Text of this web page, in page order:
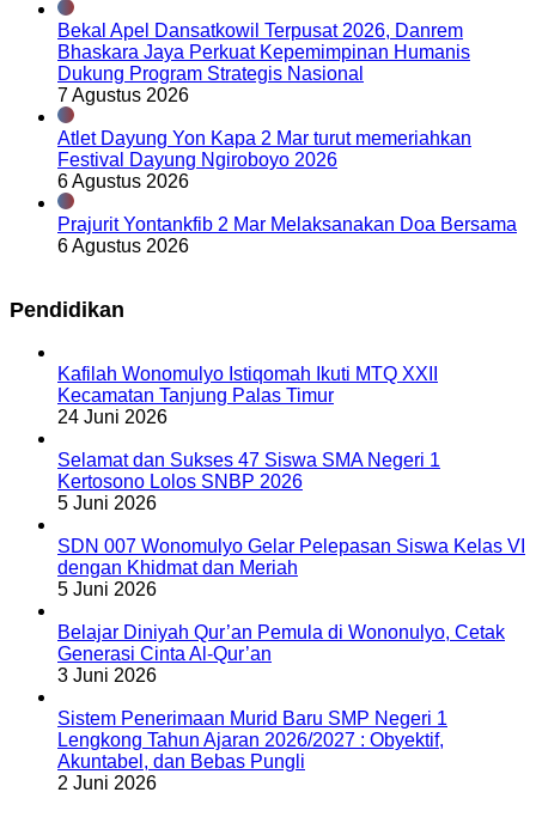
Bekal Apel Dansatkowil Terpusat 2026, Danrem
Bhaskara Jaya Perkuat Kepemimpinan Humanis
Dukung Program Strategis Nasional
7 Agustus 2026
Atlet Dayung Yon Kapa 2 Mar turut memeriahkan
Festival Dayung Ngiroboyo 2026
6 Agustus 2026
Prajurit Yontankfib 2 Mar Melaksanakan Doa Bersama
6 Agustus 2026
Pendidikan
Kafilah Wonomulyo Istiqomah Ikuti MTQ XXII
Kecamatan Tanjung Palas Timur
24 Juni 2026
Selamat dan Sukses 47 Siswa SMA Negeri 1
Kertosono Lolos SNBP 2026
5 Juni 2026
SDN 007 Wonomulyo Gelar Pelepasan Siswa Kelas VI
dengan Khidmat dan Meriah
5 Juni 2026
Belajar Diniyah Qur’an Pemula di Wononulyo, Cetak
Generasi Cinta Al-Qur’an
3 Juni 2026
Sistem Penerimaan Murid Baru SMP Negeri 1
Lengkong Tahun Ajaran 2026/2027 : Obyektif,
Akuntabel, dan Bebas Pungli
2 Juni 2026